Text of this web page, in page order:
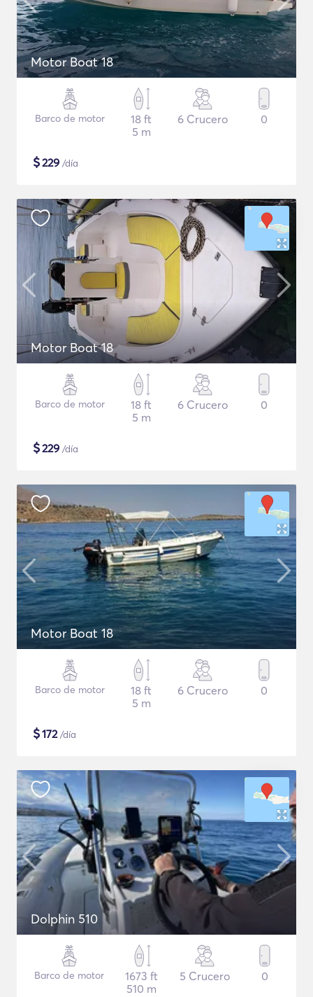
Motor Boat 18
Barco de motor
18 ft
5 m
6 Crucero 0
$229 /día
Motor Boat 18
Barco de motor
18 ft
5 m
6 Crucero 0
$229 /día
Motor Boat 18
Barco de motor
18 ft
5 m
6 Crucero 0
$172/día
Dolphin 510
Barco de motor
1673 ft
510 m
5 Crucero 0